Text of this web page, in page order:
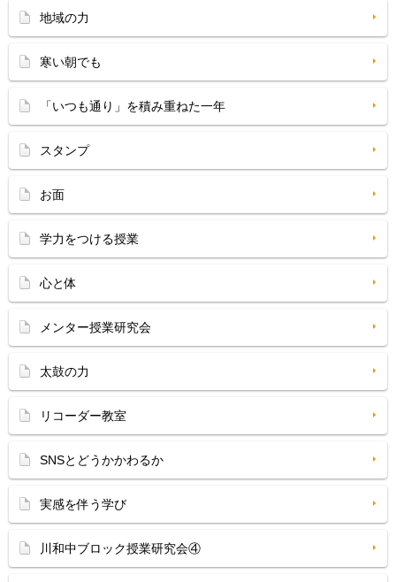
地域の力
寒い朝でも
「いつも通り」を積み重ねた一年
スタンプ
お面
学力をつける授業
心と体
メンター授業研究会
太鼓の力
リコーダー教室
SNSとどうかかわるか
実感を伴う学び
川和中ブロック授業研究会④